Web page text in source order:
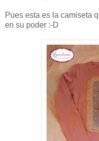
Pues esta es la camiseta
en su poder :-D